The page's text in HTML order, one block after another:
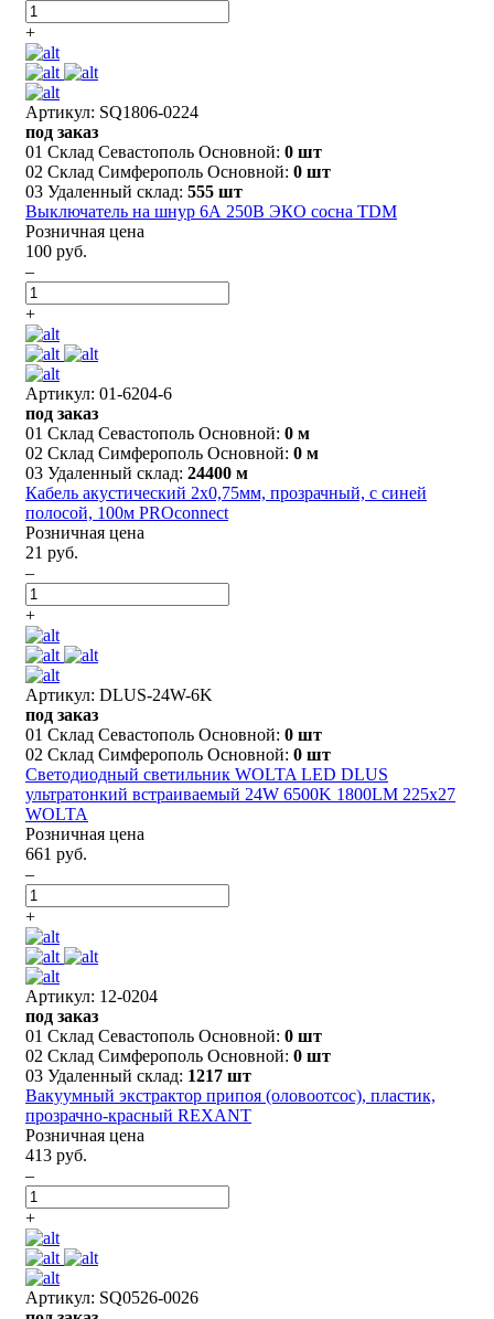
+
Артикул: SQ1806-0224
под заказ
01 Склад Севастополь Основной: 0 шт
02 Склад Симферополь Основной: 0 шт
03 Удаленный склад: 555 шт
Выключатель на шнур 6А 250В ЭКО сосна TDM
Розничная цена
100 руб.
–
+
Артикул: 01-6204-6
под заказ
01 Склад Севастополь Основной: 0 м
02 Склад Симферополь Основной: 0 м
03 Удаленный склад: 24400 м
Кабель акустический 2х0,75мм, прозрачный, с синей
полосой, 100м PROconnect
Розничная цена
21 руб.
–
+
Артикул: DLUS-24W-6K
под заказ
01 Склад Севастополь Основной: 0 шт
02 Склад Симферополь Основной: 0 шт
Светодиодный светильник WOLTA LED DLUS
ультратонкий встраиваемый 24W 6500K 1800LM 225х27
WOLTA
Розничная цена
661 руб.
–
+
Артикул: 12-0204
под заказ
01 Склад Севастополь Основной: 0 шт
02 Склад Симферополь Основной: 0 шт
03 Удаленный склад: 1217 шт
Вакуумный экстрактор припоя (оловоотсос), пластик,
прозрачно-красный REXANT
Розничная цена
413 руб.
–
+
Артикул: SQ0526-0026